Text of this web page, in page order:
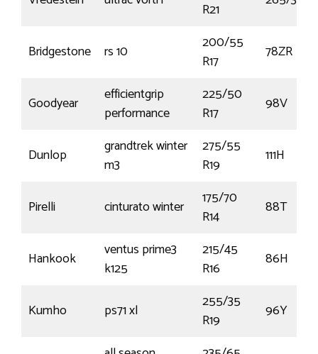
R21
Bridgestone rs 10
200/55
R17
78ZR
Goodyear
efficientgrip
performance
225/50
R17
98V
Dunlop
grandtrek winter
m3
275/55
R19
111H
Pirelli cinturato winter
175/70
R14
88T
Hankook
ventus prime3
k125
215/45
R16
86H
Kumho ps71 xl
255/35
R19
96Y